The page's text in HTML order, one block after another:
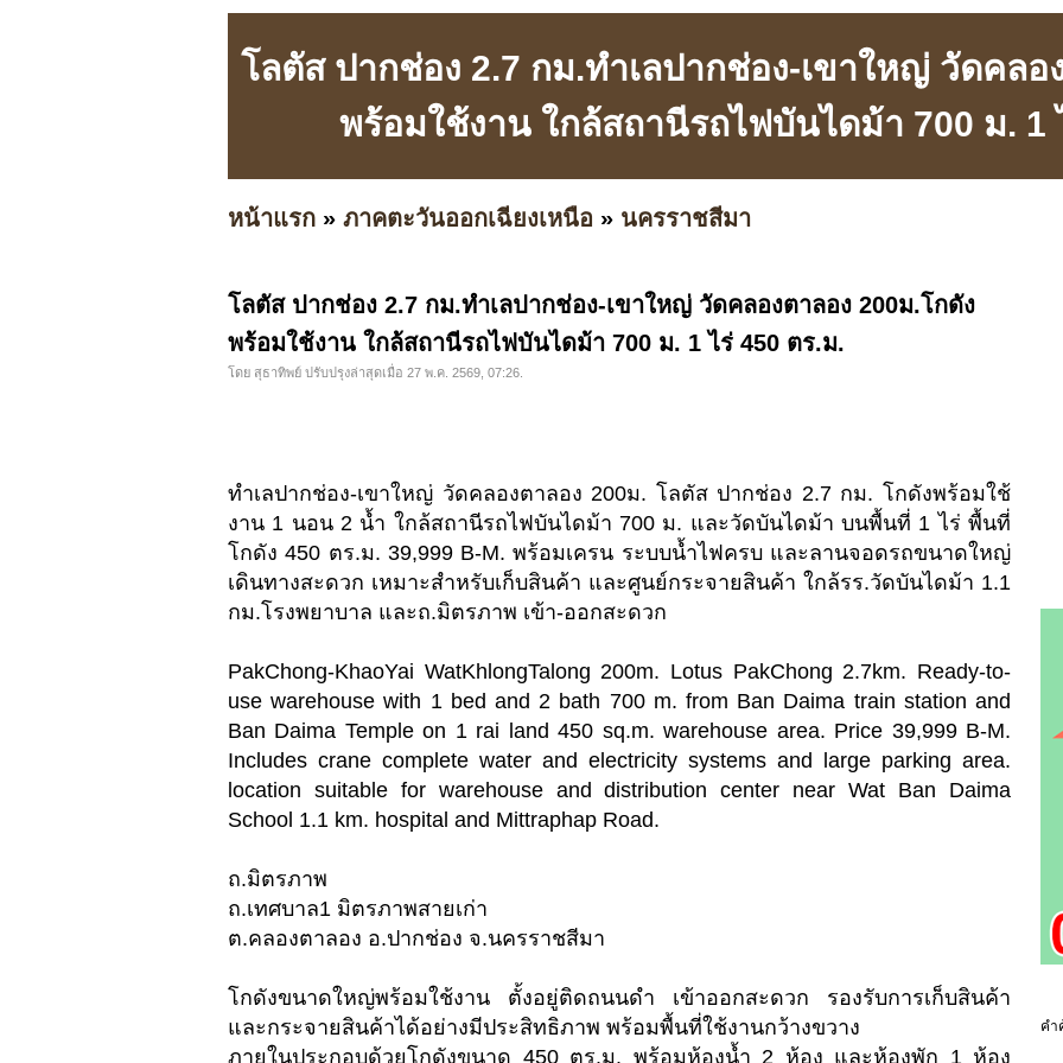
โลตัส ปากช่อง 2.7 กม.ทำเลปากช่อง-เขาใหญ่ วัดคลอ
พร้อมใช้งาน ใกล้สถานีรถไฟบันไดม้า 700 ม. 1
หน้าแรก » ภาคตะวันออกเฉียงเหนือ » นครราชสีมา
โลตัส ปากช่อง 2.7 กม.ทำเลปากช่อง-เขาใหญ่ วัดคลองตาลอง 200ม.โกดัง
พร้อมใช้งาน ใกล้สถานีรถไฟบันไดม้า 700 ม. 1 ไร่ 450 ตร.ม.
โดย สุธาทิพย์ ปรับปรุงล่าสุดเมื่อ 27 พ.ค. 2569, 07:26.
ทำเลปากช่อง-เขาใหญ่ วัดคลองตาลอง 200ม. โลตัส ปากช่อง 2.7 กม. โกดังพร้อมใช้
งาน 1 นอน 2 น้ำ ใกล้สถานีรถไฟบันไดม้า 700 ม. และวัดบันไดม้า บนพื้นที่ 1 ไร่ พื้นที่
โกดัง 450 ตร.ม. 39,999 B-M. พร้อมเครน ระบบน้ำไฟครบ และลานจอดรถขนาดใหญ่
เดินทางสะดวก เหมาะสำหรับเก็บสินค้า และศูนย์กระจายสินค้า ใกล้รร.วัดบันไดม้า 1.1
กม.โรงพยาบาล และถ.มิตรภาพ เข้า-ออกสะดวก
PakChong-KhaoYai WatKhlongTalong 200m. Lotus PakChong 2.7km. Ready-to-
use warehouse with 1 bed and 2 bath 700 m. from Ban Daima train station and
Ban Daima Temple on 1 rai land 450 sq.m. warehouse area. Price 39,999 B-M.
Includes crane complete water and electricity systems and large parking area.
location suitable for warehouse and distribution center near Wat Ban Daima
School 1.1 km. hospital and Mittraphap Road.
ถ.มิตรภาพ
ถ.เทศบาล1 มิตรภาพสายเก่า
ต.คลองตาลอง อ.ปากช่อง จ.นครราชสีมา
โกดังขนาดใหญ่พร้อมใช้งาน ตั้งอยู่ติดถนนดำ เข้าออกสะดวก รองรับการเก็บสินค้า
และกระจายสินค้าได้อย่างมีประสิทธิภาพ พร้อมพื้นที่ใช้งานกว้างขวาง
ภายในประกอบด้วยโกดังขนาด 450 ตร.ม. พร้อมห้องน้ำ 2 ห้อง และห้องพัก 1 ห้อง
คำ